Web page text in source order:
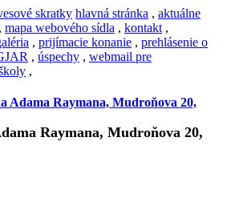
skratky hlavná stránka , aktuálne
, mapa webového sídla , kontakt ,
, prijímacie konanie , prehlásenie o
, úspechy , webmail pre
,
Raymana, Mudroňova 20,